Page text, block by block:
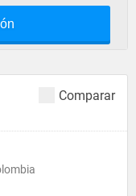
Comparar